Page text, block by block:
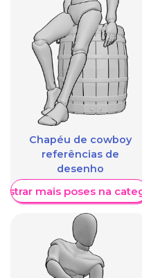
Chapéu de cowboy
referências de
desenho
mais poses na